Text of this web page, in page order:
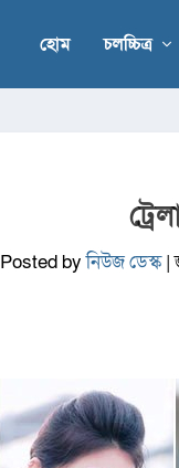
হোম চলচ্চিত্র
Posted byনিউজ ডেস্ক|